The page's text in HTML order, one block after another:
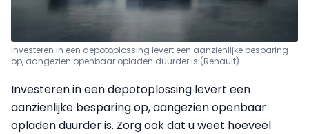
Investeren in een depotoplossing levert een aanzienlijke besparing
op, aangezien openbaar opladen duurder is (Renault)
Investeren in een depotoplossing levert een
aanzienlijke besparing op, aangezien openbaar
opladen duurder is. Zorg ook dat u weet hoeveel